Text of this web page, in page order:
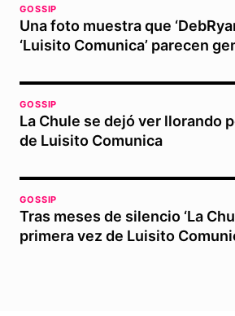
GOSSIP
Una foto muestra que
‘Luisito Comunica’ parecen
GOSSIP
La Chule se dejó ver llorando
de Luisito Comunica
GOSSIP
Tras meses de silencio ‘La
primera vez de Luisito